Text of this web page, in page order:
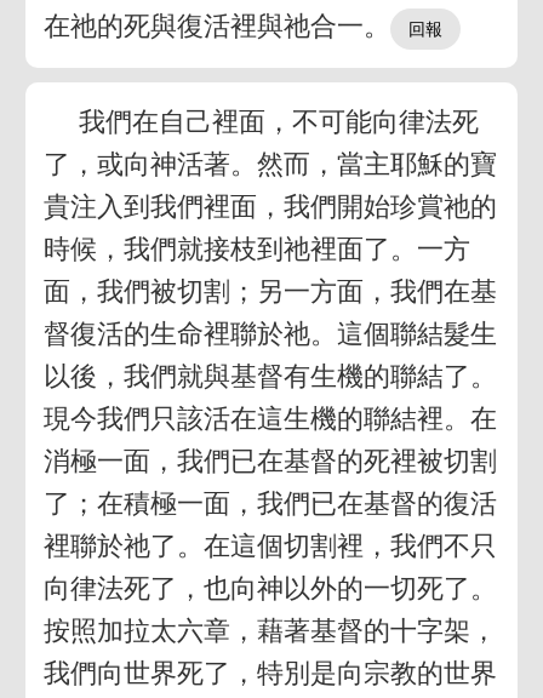
在祂的死與復活裡與祂合一。
我們在自己裡面，不可能向律法死
了，或向神活著。然而，當主耶穌的寶
貴注入到我們裡面，我們開始珍賞祂的
時候，我們就接枝到祂裡面了。一方
面，我們被切割；另一方面，我們在基
督復活的生命裡聯於祂。這個聯結髮生
以後，我們就與基督有生機的聯結了。
現今我們只該活在這生機的聯結裡。在
消極一面，我們已在基督的死裡被切割
了；在積極一面，我們已在基督的復活
裡聯於祂了。在這個切割裡，我們不只
向律法死了，也向神以外的一切死了。
按照加拉太六章，藉著基督的十字架，
我們向世界死了，特別是向宗教的世界